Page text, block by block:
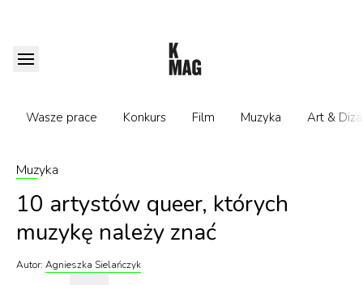
Wasze prace Konkurs Film Muzyka Art &
Muzyka
10 artystów queer, których
muzykę należy znać
Autor: Agnieszka Sielańczyk